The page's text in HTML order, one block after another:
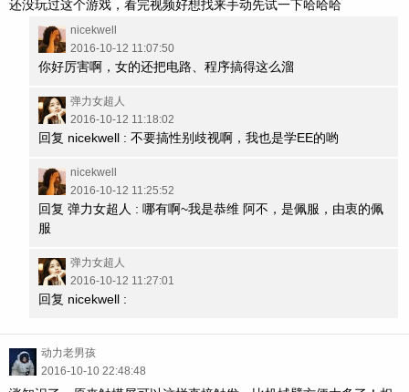
还没玩过这个游戏，看完视频好想找来手动先试一下哈哈哈
nicekwell
2016-10-12 11:07:50
你好厉害啊，女的还把电路、程序搞得这么溜
弹力女超人
2016-10-12 11:18:02
回复 nicekwell : 不要搞性别歧视啊，我也是学EE的哟
nicekwell
2016-10-12 11:25:52
回复 弹力女超人 : 哪有啊~我是恭维 阿不，是佩服，由衷的佩
服
弹力女超人
2016-10-12 11:27:01
回复 nicekwell :
动力老男孩
2016-10-10 22:48:48